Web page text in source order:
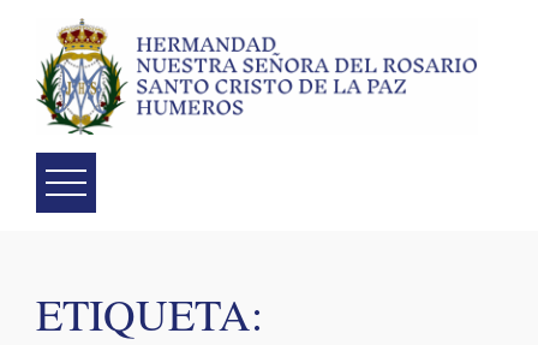
content
ETIQUETA: